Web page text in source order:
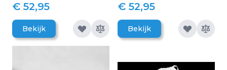
€ 52,95
Bekijk
€ 52,95
Bekijk